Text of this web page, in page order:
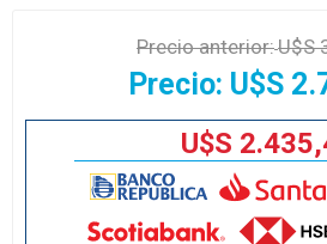
Precio anterior:U$S
Precio: U$S
U$S